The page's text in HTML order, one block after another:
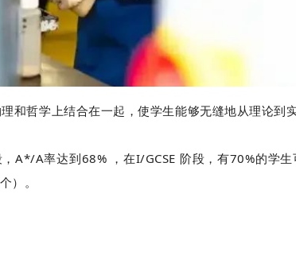
和哲学上结合在一起，使学生能够无缝地从理论到
A*/A率达到68% ，在I/GCSE 阶段，有70%的学
）。